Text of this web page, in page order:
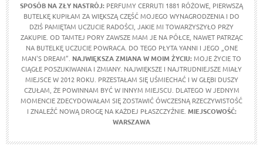
SPOSÓB NA ZŁY NASTRÓJ: PERFUMY CERRUTI 1881 RÓŻOWE, PIERWSZĄ
BUTELKĘ KUPIŁAM ZA WIĘKSZĄ CZĘŚĆ MOJEGO WYNAGRODZENIA I DO
DZIŚ PAMIĘTAM UCZUCIE RADOŚCI, JAKIE MI TOWARZYSZYŁO PRZY
ZAKUPIE. OD TAMTEJ PORY ZAWSZE MAM JE NA PÓŁCE, NAWET PATRZĄC
NA BUTELKĘ UCZUCIE POWRACA. DO TEGO PŁYTA YANNI I JEGO „ONE
MAN'S DREAM”. NAJWIĘKSZA ZMIANA W MOIM ŻYCIU:MOJE ŻYCIE TO
CIĄGŁE POSZUKIWANIA I ZMIANY. NAJWIĘKSZE I NAJTRUDNIEJSZE MIAŁY
MIEJSCE W 2012 ROKU. PRZESTAŁAM SIĘ UŚMIECHAĆ I W GŁĘBI DUSZY
CZUŁAM, ŻE POWINNAM BYĆ W INNYM MIEJSCU. DLATEGO W JEDNYM
MOMENCIE ZDECYDOWAŁAM SIĘ ZOSTAWIĆ ÓWCZESNĄ RZECZYWISTOŚĆ
I ZNALEŹĆ NOWĄ DROGĘ NA KAŻDEJ PŁASZCZYŹNIE. MIEJSCOWOŚĆ:
WARSZAWA